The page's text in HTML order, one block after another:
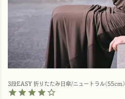
3段EASY 折りたたみ日傘/ニュートラル(55cm)